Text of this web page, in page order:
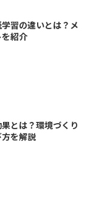
習の違いとは？メ
紹介
とは？環境づくり
を解説